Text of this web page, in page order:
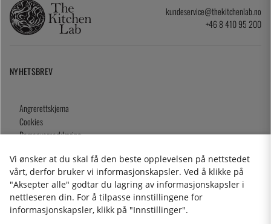
kundeservice@thekitchenlab.no
+46 8 410 95 200
NYHETSBREV
Angrerettskjema
Cookies
Personvernerklæring
Kjøpsvilkår
2026 KitchenLab AB
Vi ønsker at du skal få den beste opplevelsen på nettstedet
vårt, derfor bruker vi informasjonskapsler. Ved å klikke på
"Aksepter alle" godtar du lagring av informasjonskapsler i
nettleseren din. For å tilpasse innstillingene for
informasjonskapsler, klikk på "Innstillinger".